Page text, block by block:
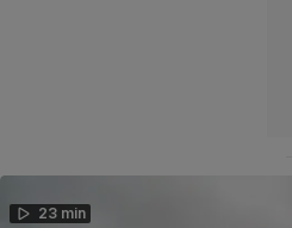
23 min